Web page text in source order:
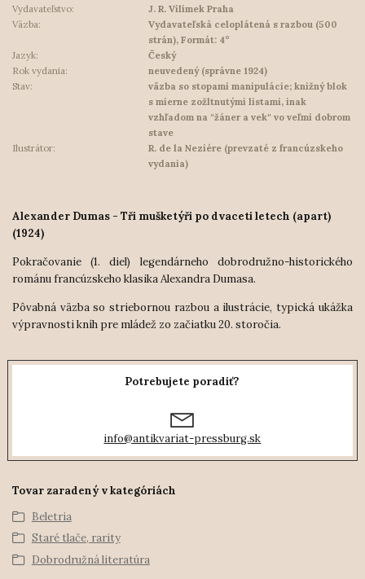
Vydavateľstvo:
J. R. Vilímek Praha
Väzba:
Vydavateľská celoplátená s razbou (500
strán), Formát: 4°
Jazyk:
Český
Rok vydania:
neuvedený (správne 1924)
Stav:
väzba so stopami manipulácie; knižný blok
s mierne zožltnutými listami, inak
vzhľadom na "žáner a vek" vo veľmi dobrom
stave
Ilustrátor:
R. de la Neziére (prevzaté z francúzskeho
vydania)
Alexander Dumas - Tři mušketýři po dvaceti letech (apart)
(1924)
Pokračovanie (1. diel) legendárneho dobrodružno-historického
románu francúzskeho klasika Alexandra Dumasa.
Pôvabná väzba so striebornou razbou a ilustrácie, typická ukážka
výpravnosti kníh pre mládež zo začiatku 20. storočia.
Potrebujete poradiť?
info@antikvariat-pressburg.sk
Tovar zaradený v kategóriách
Beletria
Staré tlače, rarity
Dobrodružná literatúra